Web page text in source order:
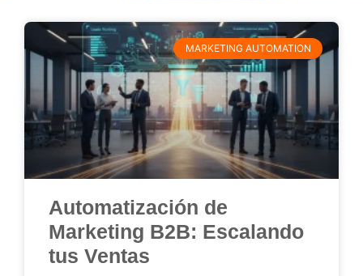
MARKETING AUTOMATION
Automatización de
Marketing B2B: Escalando
tus Ventas